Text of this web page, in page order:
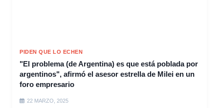
PIDEN QUE LO ECHEN
"El problema (de Argentina) es que está poblada por
argentinos", afirmó el asesor estrella de Milei en un
foro empresario
22 MARZO, 2025